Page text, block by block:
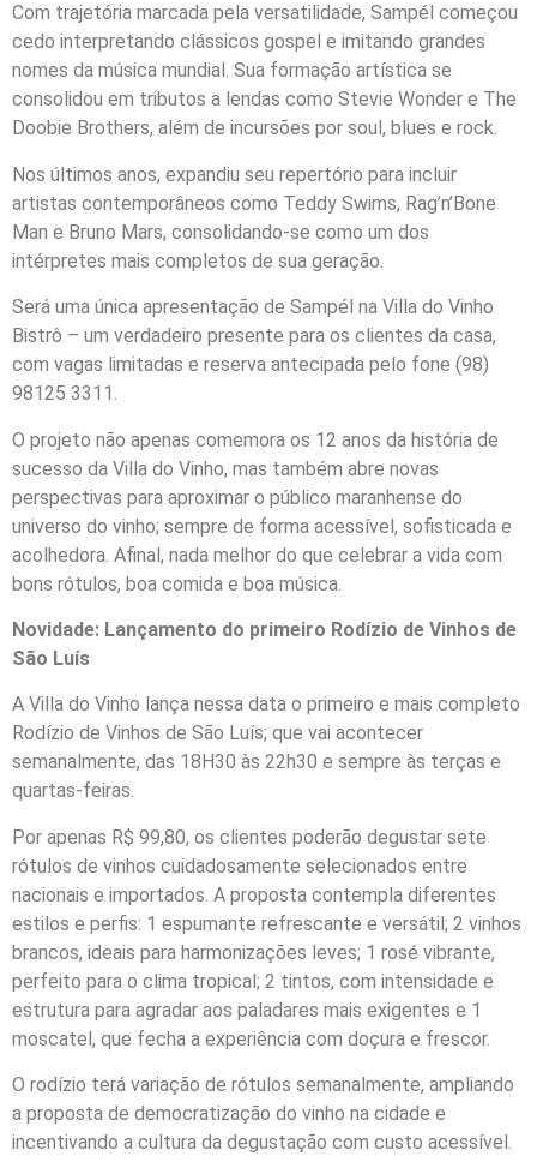
Com trajetória marcada pela versatilidade, Sampél começou
cedo interpretando clássicos gospel e imitando grandes
nomes da música mundial. Sua formação artística se
consolidou em tributos a lendas como Stevie Wonder e The
Doobie Brothers, além de incursões por soul, blues e rock.
Nos últimos anos, expandiu seu repertório para incluir
artistas contemporâneos como Teddy Swims, Rag’n’Bone
Man e Bruno Mars, consolidando-se como um dos
intérpretes mais completos de sua geração.
Será uma única apresentação de Sampél na Villa do Vinho
Bistrô – um verdadeiro presente para os clientes da casa,
com vagas limitadas e reserva antecipada pelo fone (98)
98125 3311.
O projeto não apenas comemora os 12 anos da história de
sucesso da Villa do Vinho, mas também abre novas
perspectivas para aproximar o público maranhense do
universo do vinho; sempre de forma acessível, sofisticada e
acolhedora. Afinal, nada melhor do que celebrar a vida com
bons rótulos, boa comida e boa música.
Novidade: Lançamento do primeiro Rodízio de Vinhos de
São Luís
A Villa do Vinho lança nessa data o primeiro e mais completo
Rodízio de Vinhos de São Luís; que vai acontecer
semanalmente, das 18H30 às 22h30 e sempre às terças e
quartas-feiras.
Por apenas R$ 99,80, os clientes poderão degustar sete
rótulos de vinhos cuidadosamente selecionados entre
nacionais e importados. A proposta contempla diferentes
estilos e perfis: 1 espumante refrescante e versátil; 2 vinhos
brancos, ideais para harmonizações leves; 1 rosé vibrante,
perfeito para o clima tropical; 2 tintos, com intensidade e
estrutura para agradar aos paladares mais exigentes e 1
moscatel, que fecha a experiência com doçura e frescor.
O rodízio terá variação de rótulos semanalmente, ampliando
a proposta de democratização do vinho na cidade e
incentivando a cultura da degustação com custo acessível.